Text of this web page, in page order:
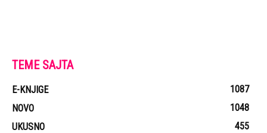
TEME SAJTA
E-KNJIGE
1087
NOVO
1048
UKUSNO
455